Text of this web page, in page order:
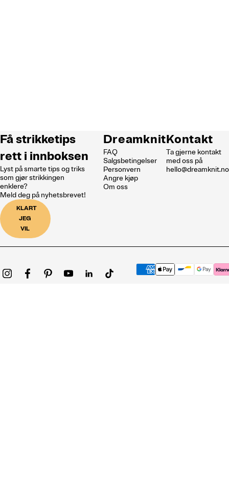
Få strikketips
rett i innboksen
Lyst på smarte tips og triks
som gjør strikkingen
enklere?
Meld deg på nyhetsbrevet!
KLART
JEG
VIL
Dreamknit
FAQ
Salgsbetingelser
Personvern
Angre kjøp
Om oss
Kontakt
Ta gjerne kontakt
med oss på
hello@dreamknit.no